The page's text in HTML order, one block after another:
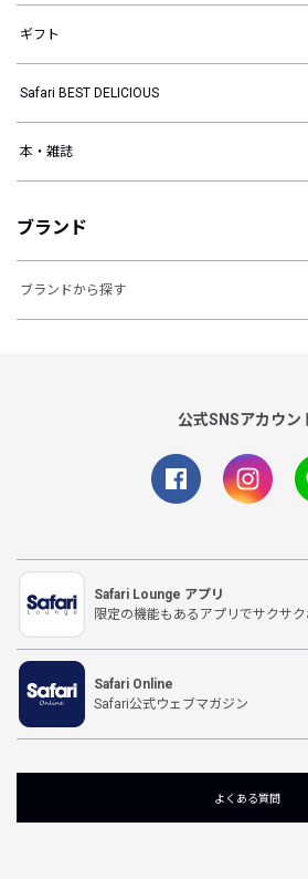
ギフト
Safari BEST DELICIOUS
本・雑誌
ブランド
ブランドから探す
公式SNSアカウン
Safari Lounge アプリ
限定の機能もあるアプリでサクサ
Safari Online
Safari公式ウェブマガジン
よくある質問